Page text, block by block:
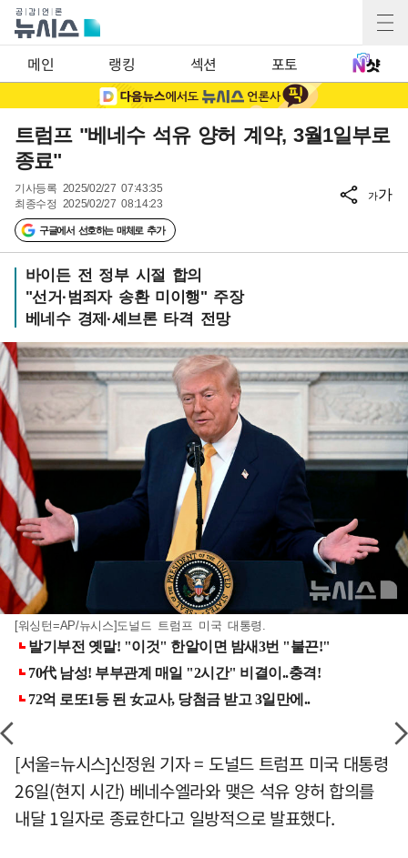
메인 랭킹 섹션 포토
트럼프 "베네수 석유 양허 계약, 3월1일부로
종료"
기사등록 2025/02/27 07:43:35
최종수정 2025/02/27 08:14:23
구글에서 선호하는 매체로 추가
가가
바이든 전 정부 시절 합의
"선거·범죄자 송환 미이행" 주장
베네수 경제·셰브론 타격 전망
[워싱턴=AP/뉴시스]도널드 트럼프 미국 대통령.
[서울=뉴시스]신정원 기자 = 도널드 트럼프 미국 대통령
26일(현지 시간) 베네수엘라와 맺은 석유 양허 합의를
내달 1일자로 종료한다고 일방적으로 발표했다.